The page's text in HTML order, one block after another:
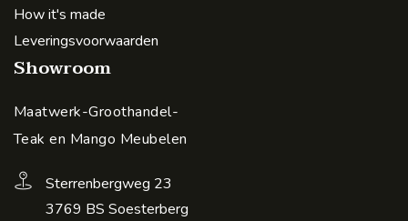
How it's made
Leveringsvoorwaarden
Showroom
Maatwerk-Groothandel-
Teak en Mango Meubelen
Sterrenbergweg 23
3769 BS Soesterberg